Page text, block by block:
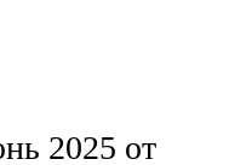
2025 от